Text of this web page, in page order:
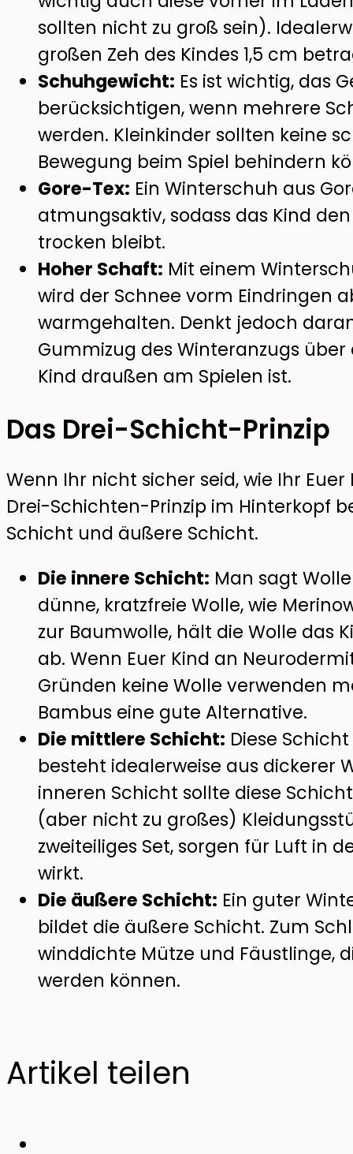
sollten nicht zu groß sein).
großen Zeh des Kindes 1,5 cm
Schuhgewicht: Es ist wichtig, das
berücksichtigen, wenn mehrere
werden. Kleinkinder sollten keine
Bewegung beim Spiel behindern
Gore-Tex: Ein Winterschuh aus
atmungsaktiv, sodass das Kind
trocken bleibt.
Hoher Schaft: Mit einem
wird der Schnee vorm Eindringen
warmgehalten. Denkt jedoch
Gummizug des Winteranzugs
Kind draußen am Spielen ist.
Das Drei-Schicht-Prinzip
Wenn Ihr nicht sicher seid, wie Ihr
Drei-Schichten-Prinzip im Hinterkopf
Schicht und äußere Schicht.
Die innere Schicht: Man sagt
dünne, kratzfreie Wolle, wie
zur Baumwolle, hält die Wolle das
ab. Wenn Euer Kind an
Gründen keine Wolle verwenden
Bambus eine gute Alternative.
Die mittlere Schicht: Diese
besteht idealerweise aus dickerer
inneren Schicht sollte diese
(aber nicht zu großes)
zweiteiliges Set, sorgen für Luft in
wirkt.
Die äußere Schicht: Ein guter
bildet die äußere Schicht. Zum
winddichte Mütze und Fäustlinge,
werden können.
Artikel teilen